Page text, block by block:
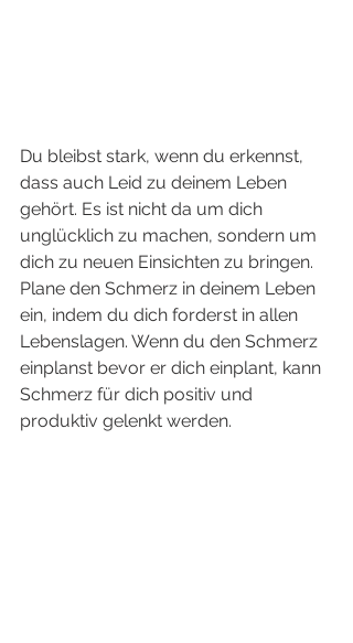
Du bleibst stark, wenn du erkennst,
dass auch Leid zu deinem Leben
gehört. Es ist nicht da um dich
unglücklich zu machen, sondern um
dich zu neuen Einsichten zu bringen.
Plane den Schmerz in deinem Leben
ein, indem du dich forderst in allen
Lebenslagen. Wenn du den Schmerz
einplanst bevor er dich einplant, kann
Schmerz für dich positiv und
produktiv gelenkt werden.